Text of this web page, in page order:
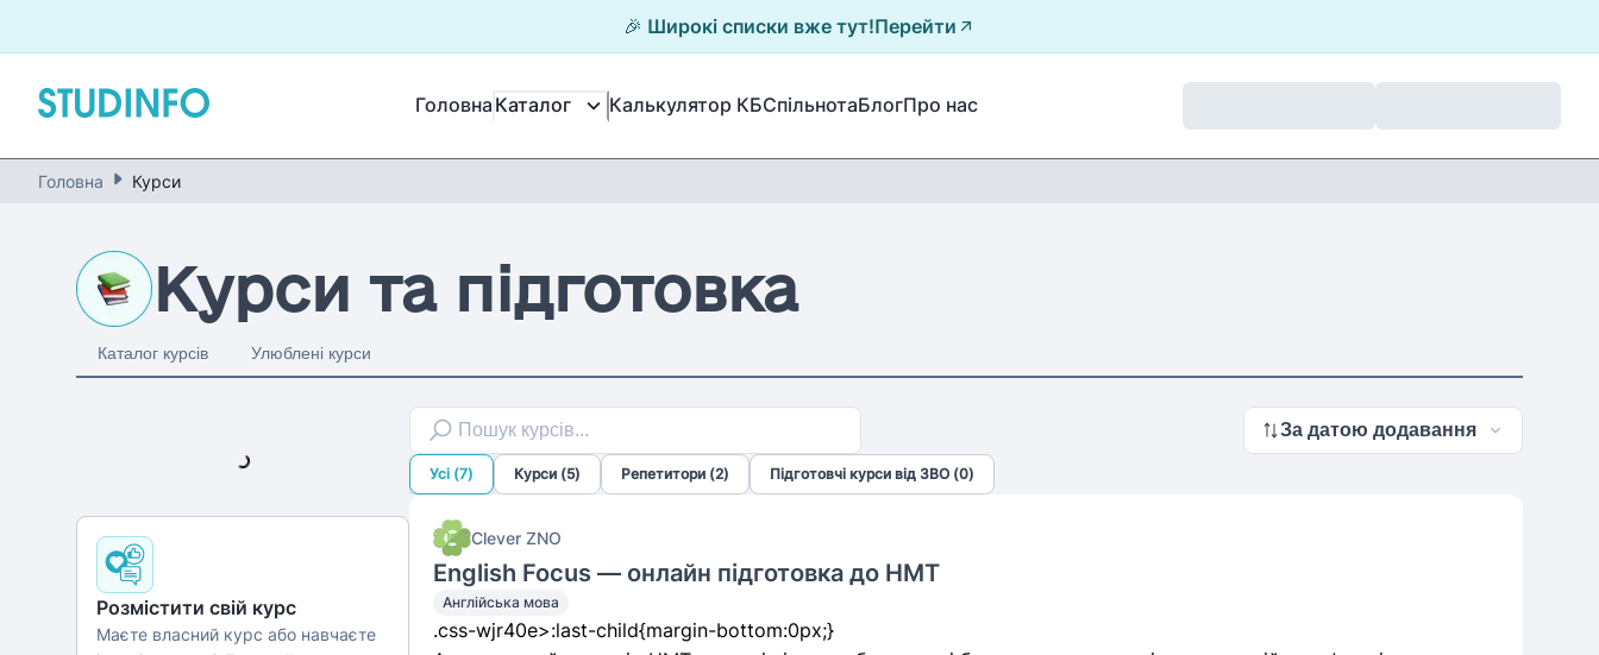
🎉 Широкі списки вже тут!Перейти
Головна Каталог Калькулятор КБСпільнотаБлогПро нас
Головна Курси
Курси та підготовка
Каталог курсів Улюблені курси
Loading...
Розмістити свій курс
Маєте власний курс або навчаєте
За датою додавання
Усі (7) Курси (5) Репетитори (2) Підготовчі курси від ЗВО (0)
Clever ZNO
English Focus — онлайн підготовка до НМТ
Англійська мова